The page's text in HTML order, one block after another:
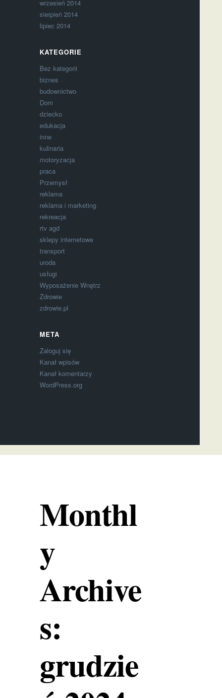
wrzesień 2014
sierpień 2014
lipiec 2014
KATEGORIE
Bez kategorii
biznes
budownictwo
Dom
dziecko
edukacja
inne
kulinaria
motoryzacja
praca
Przemysł
reklama
reklama i marketing
rekreacja
rtv agd
sklepy internetowe
transport
uroda
usługi
Wyposażenie Wnętrz
Zdrowie
zdrowie.pl
META
Zaloguj się
Kanał wpisów
Kanał komentarzy
WordPress.org
Monthl
y
Archive
s:
grudzie